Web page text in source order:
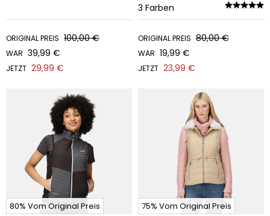
ORIGINAL PREIS 100,00 €
WAR 39,99 €
JETZT 29,99 €
3 Farben
ORIGINAL PREIS 80,00 €
WAR 19,99 €
JETZT 23,99 €
80% Vom Original Preis 75% Vom Original Preis